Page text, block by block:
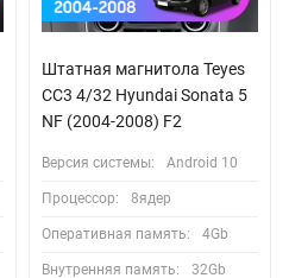
Штатная магнитола Teyes
CC3 4/32 Hyundai Sonata 5
NF (2004-2008) F2
Версия системы: Android 10
Процессор: 8ядер
Оперативная память: 4Gb
Внутренняя память: 32Gb